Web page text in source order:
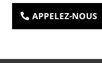
APPELEZ-NOUS